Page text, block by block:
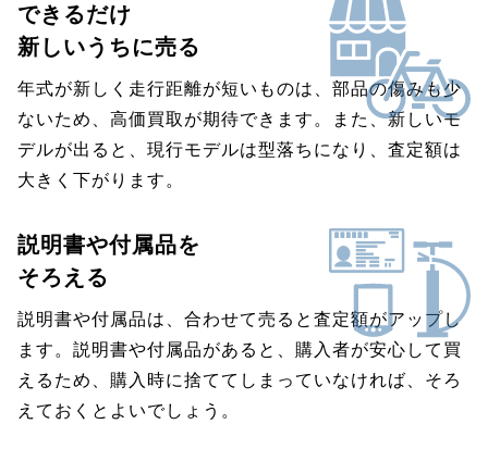
できるだけ
新しいうちに売る
年式が新しく走行距離が短いものは、部品の傷みも少
ないため、高価買取が期待できます。また、新しいモ
デルが出ると、現行モデルは型落ちになり、査定額は
大きく下がります。
説明書や付属品を
そろえる
説明書や付属品は、合わせて売ると査定額がアップし
ます。説明書や付属品があると、購入者が安心して買
えるため、購入時に捨ててしまっていなければ、そろ
えておくとよいでしょう。